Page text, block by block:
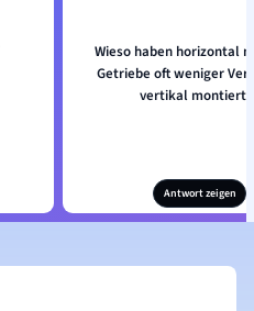
Wieso haben horizontal
Getriebe oft weniger
vertikal
Antwort zeigen